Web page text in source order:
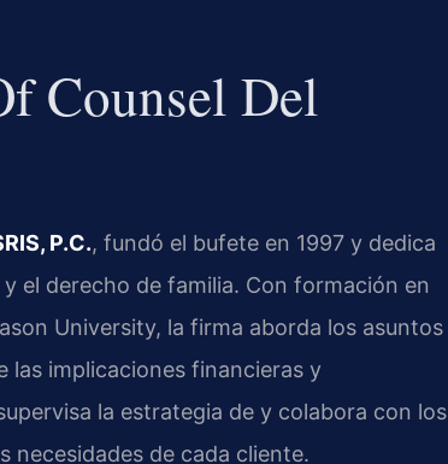
Counsel Del
P.C., fundó el bufete en 1997 y dedica
el derecho de familia. Con formación en
University, la firma aborda los asuntos
las implicaciones financieras y
la estrategia de y colabora con los
necesidades de cada cliente.